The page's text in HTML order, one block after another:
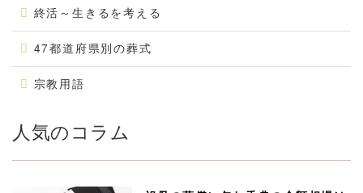
終活～生きるを考える
47都道府県別の葬式
宗教用語
人気のコラム